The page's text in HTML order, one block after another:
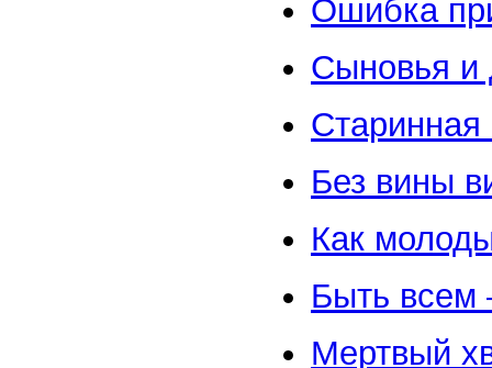
Ошибка
Сыновья и
Старинная
Без вины
Как
Быть всем
Мертвый